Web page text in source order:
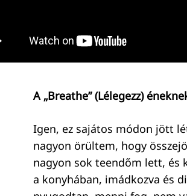
A „Breathe” (Lélegezz)
Igen, ez sajátos módon jött
nagyon örültem, hogy
nagyon sok teendőm lett, és
a konyhában, imádkozva és